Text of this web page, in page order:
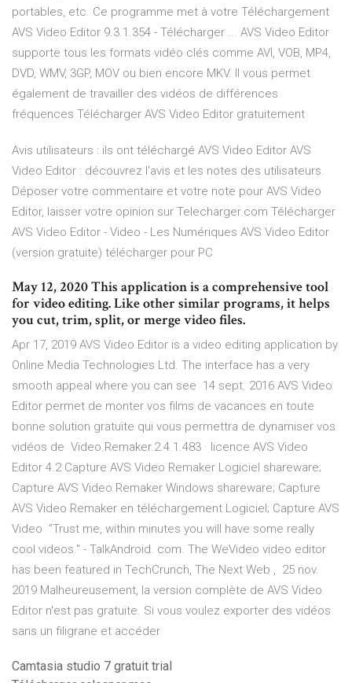
portables, etc. Ce programme met à votre Téléchargement
AVS Video Editor 9.3.1.354 - Télécharger ... AVS Video Editor
supporte tous les formats vidéo clés comme AVI, VOB, MP4,
DVD, WMV, 3GP, MOV ou bien encore MKV. Il vous permet
également de travailler des vidéos de différences
fréquences Télécharger AVS Video Editor gratuitement
Avis utilisateurs : ils ont téléchargé AVS Video Editor AVS
Video Editor : découvrez l'avis et les notes des utilisateurs.
Déposer votre commentaire et votre note pour AVS Video
Editor, laisser votre opinion sur Telecharger.com Télécharger
AVS Video Editor - Video - Les Numériques AVS Video Editor
(version gratuite) télécharger pour PC
May 12, 2020 This application is a comprehensive tool
for video editing. Like other similar programs, it helps
you cut, trim, split, or merge video files.
Apr 17, 2019 AVS Video Editor is a video editing application by
Online Media Technologies Ltd. The interface has a very
smooth appeal where you can see 14 sept. 2016 AVS Video
Editor permet de monter vos films de vacances en toute
bonne solution gratuite qui vous permettra de dynamiser vos
vidéos de Video.Remaker.2.4.1.483 · licence AVS Video
Editor 4.2 Capture AVS Video Remaker Logiciel shareware;
Capture AVS Video Remaker Windows shareware; Capture
AVS Video Remaker en téléchargement Logiciel; Capture AVS
Video "Trust me, within minutes you will have some really
cool videos." - TalkAndroid. com. The WeVideo video editor
has been featured in TechCrunch, The Next Web , 25 nov.
2019 Malheureusement, la version complète de AVS Video
Editor n'est pas gratuite. Si vous voulez exporter des vidéos
sans un filigrane et accéder
Camtasia studio 7 gratuit trial